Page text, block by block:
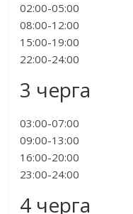
02:00-05:00
08:00-12:00
15:00-19:00
22:00-24:00
3 черга
03:00-07:00
09:00-13:00
16:00-20:00
23:00-24:00
4 черга